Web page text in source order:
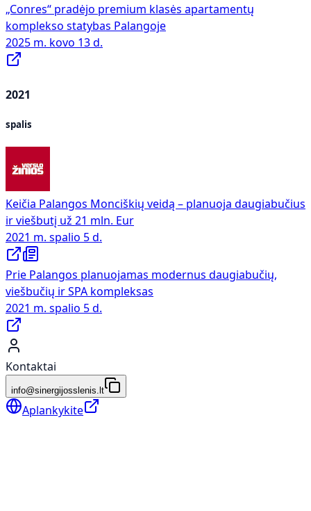
„Conres“ pradėjo premium klasės apartamentų
komplekso statybas Palangoje
2025 m. kovo 13 d.
2021
spalis
Keičia Palangos Monciškių veidą – planuoja daugiabučius
ir viešbutį už 21 mln. Eur
2021 m. spalio 5 d.
Prie Palangos planuojamas modernus daugiabučių,
viešbučių ir SPA kompleksas
2021 m. spalio 5 d.
Kontaktai
info@sinergijosslenis.lt
Aplankykite